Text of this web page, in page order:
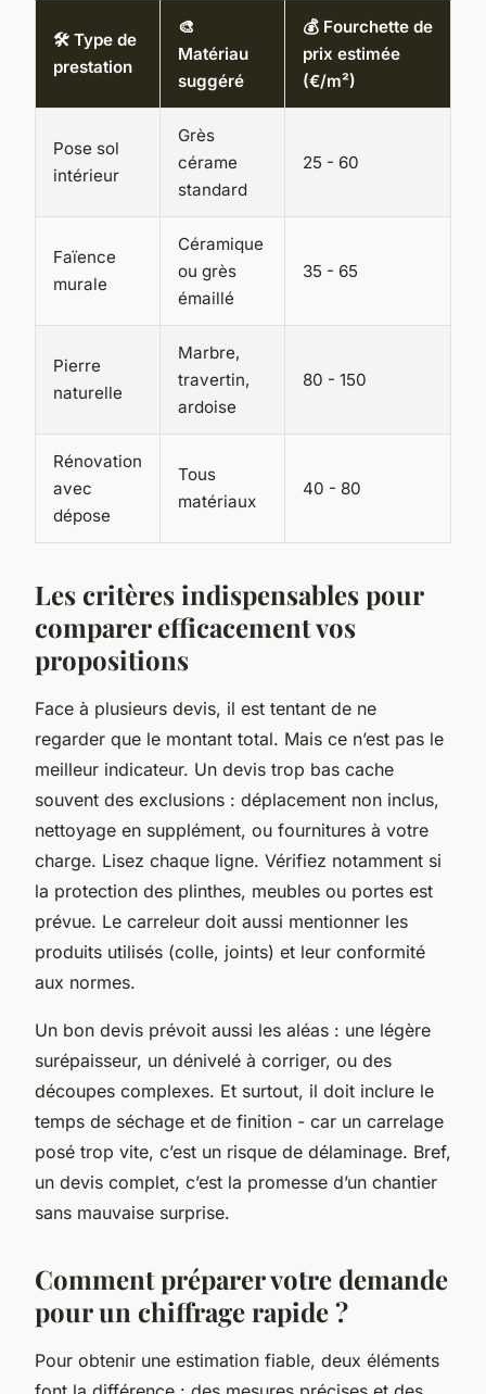
🛠️ Type de
prestation
🎨
Matériau
suggéré
💰 Fourchette de
prix estimée
(€/m²)
Pose sol
intérieur
Grès
cérame
standard
25 - 60
Faïence
murale
Céramique
ou grès
émaillé
35 - 65
Pierre
naturelle
Marbre,
travertin,
ardoise
80 - 150
Rénovation
avec
dépose
Tous
matériaux
40 - 80
Les critères indispensables pour
comparer efficacement vos
propositions
Face à plusieurs devis, il est tentant de ne
regarder que le montant total. Mais ce n’est pas le
meilleur indicateur. Un devis trop bas cache
souvent des exclusions : déplacement non inclus,
nettoyage en supplément, ou fournitures à votre
charge. Lisez chaque ligne. Vérifiez notamment si
la protection des plinthes, meubles ou portes est
prévue. Le carreleur doit aussi mentionner les
produits utilisés (colle, joints) et leur conformité
aux normes.
Un bon devis prévoit aussi les aléas : une légère
surépaisseur, un dénivelé à corriger, ou des
découpes complexes. Et surtout, il doit inclure le
temps de séchage et de finition - car un carrelage
posé trop vite, c’est un risque de délaminage. Bref,
un devis complet, c’est la promesse d’un chantier
sans mauvaise surprise.
Comment préparer votre demande
pour un chiffrage rapide ?
Pour obtenir une estimation fiable, deux éléments